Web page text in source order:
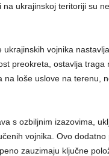
ukrajinskoj teritoriji su
ukrajinskih vojnika
preokreta, ostavlja traga
na loše uslove na terenu,
s ozbiljnim izazovima,
vojnika. Ovo
zauzimaju ključne